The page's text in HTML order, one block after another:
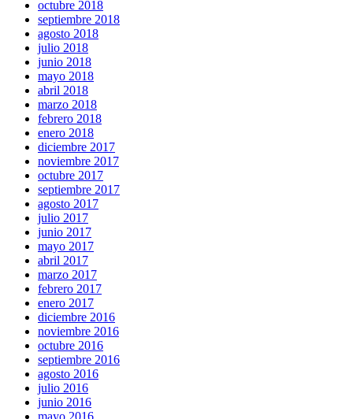
octubre 2018
septiembre 2018
agosto 2018
julio 2018
junio 2018
mayo 2018
abril 2018
marzo 2018
febrero 2018
enero 2018
diciembre 2017
noviembre 2017
octubre 2017
septiembre 2017
agosto 2017
julio 2017
junio 2017
mayo 2017
abril 2017
marzo 2017
febrero 2017
enero 2017
diciembre 2016
noviembre 2016
octubre 2016
septiembre 2016
agosto 2016
julio 2016
junio 2016